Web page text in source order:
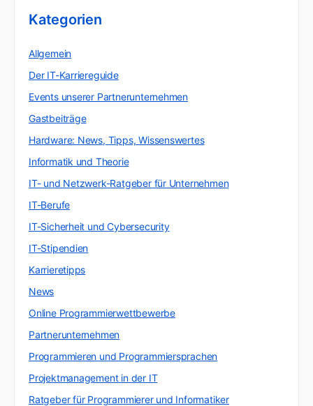
Kategorien
Allgemein
Der IT-Karriereguide
Events unserer Partnerunternehmen
Gastbeiträge
Hardware: News, Tipps, Wissenswertes
Informatik und Theorie
IT- und Netzwerk-Ratgeber für Unternehmen
IT-Berufe
IT-Sicherheit und Cybersecurity
IT-Stipendien
Karrieretipps
News
Online Programmierwettbewerbe
Partnerunternehmen
Programmieren und Programmiersprachen
Projektmanagement in der IT
Ratgeber für Programmierer und Informatiker